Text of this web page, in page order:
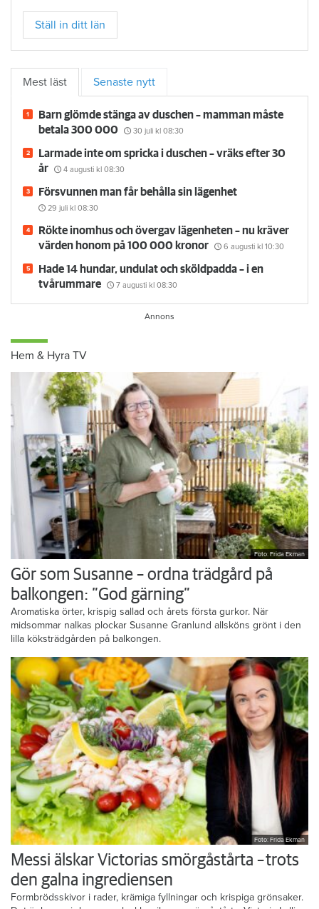
Ställ in ditt län
Mest läst Senaste nytt
Barn glömde stänga av duschen – mamman måste
betala 300 000
30 juli kl 08:30
Larmade inte om spricka i duschen – vräks efter 30
år
4 augusti kl 08:30
Försvunnen man får behålla sin lägenhet
29 juli kl 08:30
Rökte inomhus och övergav lägenheten – nu kräver
värden honom på 100 000 kronor
6 augusti kl 10:30
Hade 14 hundar, undulat och sköldpadda – i en
tvårummare
7 augusti kl 08:30
Hem & Hyra TV
Foto: Frida Ekman
Gör som Susanne – ordna trädgård på
balkongen: ”God gärning”
Aromatiska örter, krispig sallad och årets första gurkor. När
midsommar nalkas plockar Susanne Granlund allsköns grönt i den
lilla köksträdgården på balkongen.
Foto: Frida Ekman
Messi älskar Victorias smörgåstårta – trots
den galna ingrediensen
Formbrödsskivor i rader, krämiga fyllningar och krispiga grönsaker.